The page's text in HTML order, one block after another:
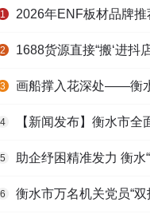
1 2026年ENF板材品牌推荐
2 1688货源直接“搬‘进抖店，一
3 画船撑入花深处——衡
4 【新闻发布】衡水市全面推进“
5 助企纾困精准发力 衡水“数
6 衡水市万名机关党员“双